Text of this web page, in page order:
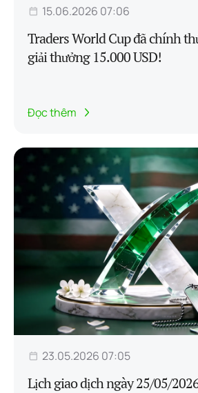
15.06.2026 07:06
Traders World Cup đã chính
giải thưởng 15.000 USD!
Đọc thêm
23.05.2026 07:05
Lịch giao dịch ngày 25/05/